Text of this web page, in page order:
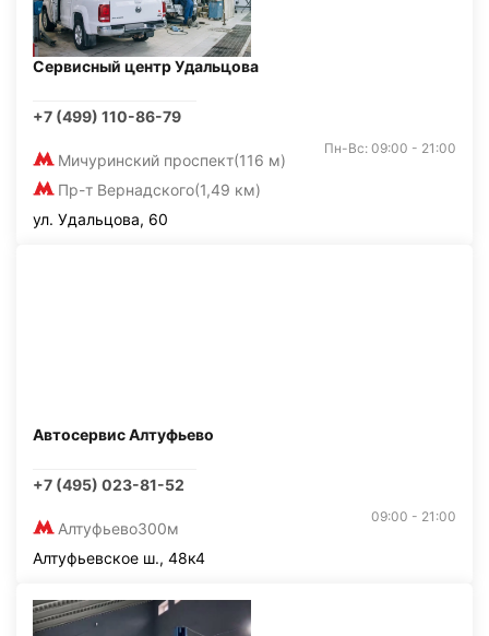
Сервисный центр Удальцова
+7 (499) 110-86-79
Мичуринский проспект(116 м)
Пр-т Вернадского(1,49 км)
Пн-Вс: 09:00 - 21:00
ул. Удальцова, 60
Автосервис Алтуфьево
+7 (495) 023-81-52
Алтуфьево300м
09:00 - 21:00
Алтуфьевское ш., 48к4